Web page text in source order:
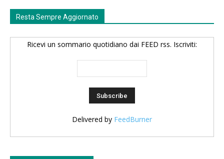
Resta Sempre Aggiornato
Ricevi un sommario quotidiano dai FEED rss. Iscriviti:
Delivered by FeedBurner